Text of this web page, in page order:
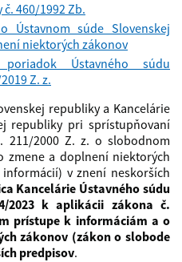
460/1992 Zb.
Ústavnom súde Slovenskej
niektorých zákonov
Ústavného súdu
Z. z.
republiky a Kancelárie
republiky pri sprístupňovaní
211/2000 Z. z. o slobodnom
zmene a doplnení niektorých
v znení neskorších
Kancelárie Ústavného súdu
2023 k aplikácii zákona č.
prístupe k informáciám a o
zákonov (zákon o slobode
predpisov.